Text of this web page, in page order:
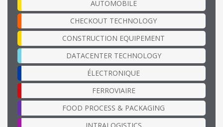
AUTOMOBILE
CHECKOUT TECHNOLOGY
CONSTRUCTION EQUIPEMENT
DATACENTER TECHNOLOGY
ÉLECTRONIQUE
FERROVIAIRE
FOOD PROCESS & PACKAGING